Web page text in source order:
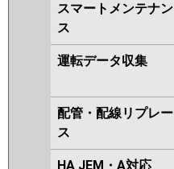
スマートメンテナン
ス
運転データ収集
配管・配線リプレー
ス
HA JEM・A対応